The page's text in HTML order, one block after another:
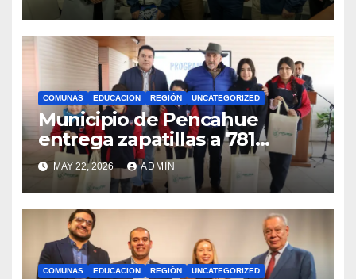
competencias
internacionales
COMUNAS EDUCACION REGIÓN UNCATEGORIZED
Municipio de Pencahue
entrega zapatillas a 781
estudiantes con recursos del
Royalty Minero
MAY 22, 2026 ADMIN
COMUNAS EDUCACION REGIÓN UNCATEGORIZED